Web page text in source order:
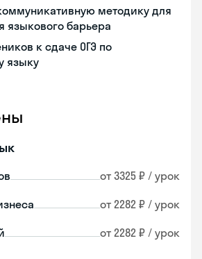
методику для
языкового барьера
к сдаче ОГЭ по
языку
от 3325 ₽ / урок
от 2282 ₽ / урок
от 2282 ₽ / урок